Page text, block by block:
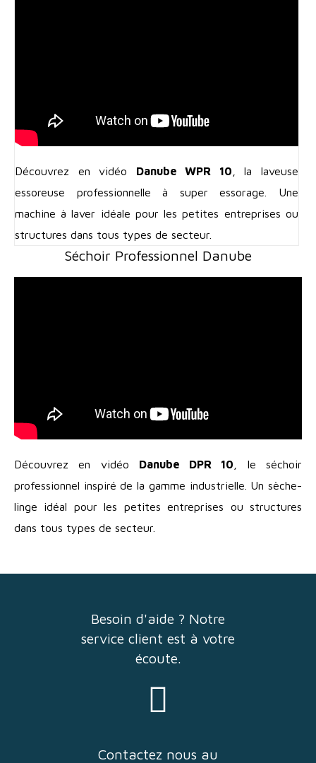
Découvrez en vidéo Danube WPR 10 , la laveuse
essoreuse professionnelle à super essorage. Une
machine à laver idéale pour les petites entreprises ou
structures dans tous types de secteur.
Séchoir Professionnel Danube
Découvrez en vidéo Danube DPR 10 , le séchoir
professionnel inspiré de la gamme industrielle. Un sèche-
linge idéal pour les petites entreprises ou structures
dans tous types de secteur.
Besoin d'aide ? Notre
service client est à votre
écoute.
Contactez nous au